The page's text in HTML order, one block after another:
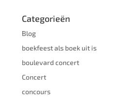
Categorieën
Blog
boekfeest als boek uit is
boulevard concert
Concert
concours